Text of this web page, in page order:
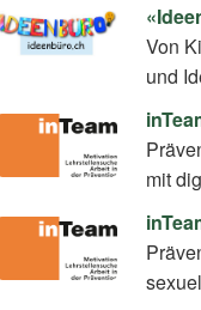
Von
und
mit